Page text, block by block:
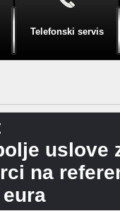
Telefonski servis
uslove
na